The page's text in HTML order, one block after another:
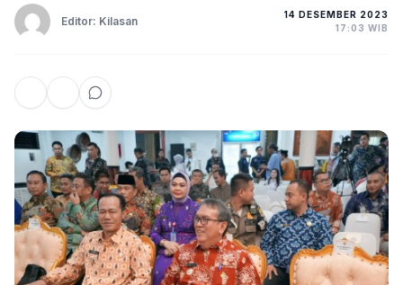
Editor: Kilasan
14 DESEMBER 2023
17:03 WIB